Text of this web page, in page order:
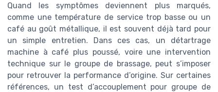
Quand les symptômes deviennent plus marqués,
comme une température de service trop basse ou un
café au goût métallique, il est souvent déjà tard pour
un simple entretien. Dans ces cas, un détartrage
machine à café plus poussé, voire une intervention
technique sur le groupe de brassage, peut s’imposer
pour retrouver la performance d’origine. Sur certaines
références, un test d’accouplement pour groupe de